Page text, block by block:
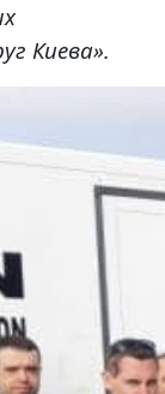
Киева».